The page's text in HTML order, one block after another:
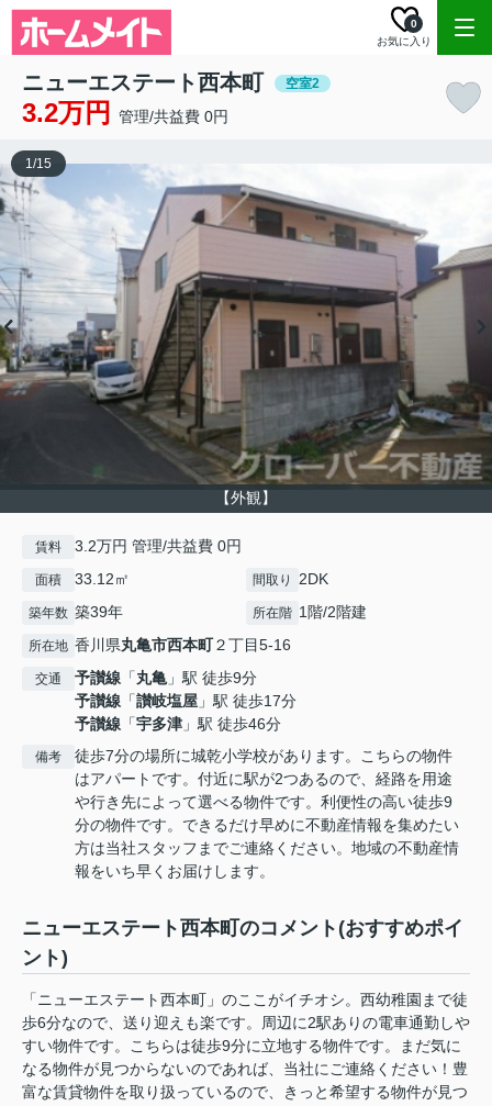
お気に入り
0
ニューエステート西本町 空室2
3.2万円 管理/共益費 0円
【外観】
1/15
賃料 3.2万円 管理/共益費 0円
面積 33.12㎡ 間取り 2DK
築年数 築39年 所在階 1階/2階建
所在地 香川県丸亀市西本町２丁目5-16
交通 予讃線 「丸亀」駅 徒歩9分
予讃線 「讃岐塩屋 」駅 徒歩17分
予讃線 「宇多津 」駅 徒歩46分
備考
徒歩7分の場所に城乾小学校があります。こちらの物件
はアパートです。付近に駅が2つあるので、経路を用途
や行き先によって選べる物件です。利便性の高い徒歩9
分の物件です。できるだけ早めに不動産情報を集めたい
方は当社スタッフまでご連絡ください。地域の不動産情
報をいち早くお届けします。
ニューエステート西本町のコメント(おすすめポイ
ント)
「ニューエステート西本町」のここがイチオシ。西幼稚園まで徒
歩6分なので、送り迎えも楽です。周辺に2駅ありの電車通勤しや
すい物件です。こちらは徒歩9分に立地する物件です。まだ気に
なる物件が見つからないのであれば、当社にご連絡ください！豊
富な賃貸物件を取り扱っているので、きっと希望する物件が見つ